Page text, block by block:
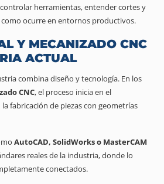
herramientas, entender cortes y
ocurre en entornos productivos.
Y MECANIZADO CNC
ACTUAL
combina diseño y tecnología. En los
CNC, el proceso inicia en el
fabricación de piezas con geometrías
AutoCAD, SolidWorks o MasterCAM
reales de la industria, donde lo
conectados.